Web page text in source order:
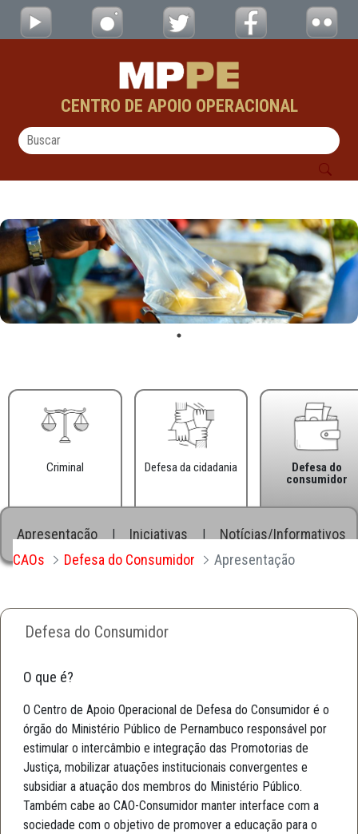
Pular para o Conteúdo principal
Apresentação - CAOs
CENTRO DE APOIO OPERACIONAL
Criminal Defesa da cidadania
Defesa do
consumidor
Apresentação Iniciativas
Notícias/Informativos
CAOs
Defesa do Consumidor Apresentação
Defesa do Consumidor
O que é?
O Centro de Apoio Operacional de Defesa do Consumidor é o
órgão do Ministério Público de Pernambuco responsável por
estimular o intercâmbio e integração das Promotorias de
Justiça, mobilizar atuações institucionais convergentes e
subsidiar a atuação dos membros do Ministério Público.
Também cabe ao CAO-Consumidor manter interface com a
sociedade com o objetivo de promover a educação para o